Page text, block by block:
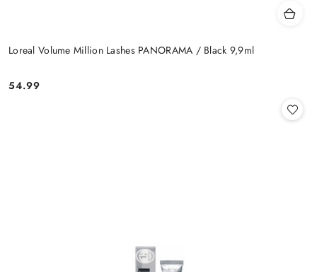
Loreal Volume Million Lashes PANORAMA / Black 9,9ml
Cena:
54.99